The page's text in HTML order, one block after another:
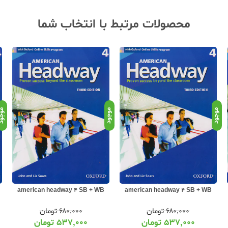
محصولات مرتبط با انتخاب شما
موجود
american headway 4 SB + WB
۶۸۰,۰۰۰تومان
۵۳۷,۰۰۰ تومان
موجود
american headway 4 SB + WB
۶۸۰,۰۰۰تومان
۵۳۷,۰۰۰تومان
موجود